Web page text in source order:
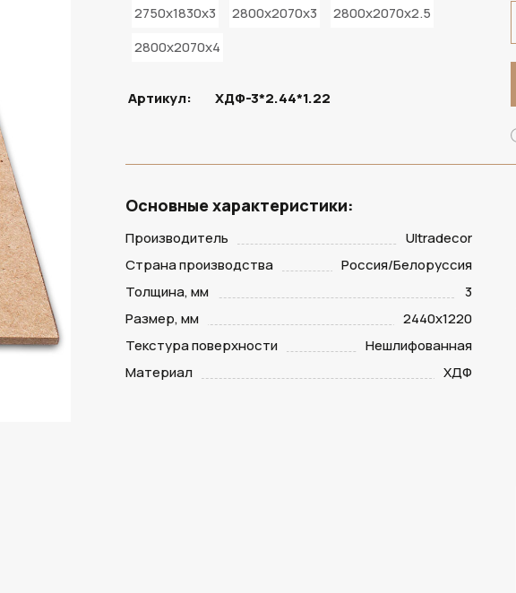
2750x1830x3
2800x2070x3
2800x2070x2.5
2800x2070x4
Артикул: ХДФ-3*2.44*1.22
Основные характеристики:
Производитель
Ultradecor
Страна производства
Россия/Белоруссия
Толщина, мм
3
Размер, мм
2440х1220
Текстура поверхности
Нешлифованная
Материал
ХДФ